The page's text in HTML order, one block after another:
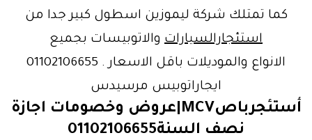
كما تمتلك شركة ليموزين اسطول كبير جدا من
استئجارالسيارات والاتوبيسات بجميع
الانواع والموديلات باقل الاسعار . 01102106655
ايجاراتوبيس مرسيدس
أستئجرباصMCV|عروض وخصومات اجازة
نصف السنة01102106655